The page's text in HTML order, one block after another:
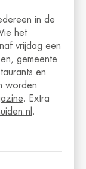
in de
het
vrijdag een
gemeente
en
worden
. Extra
.